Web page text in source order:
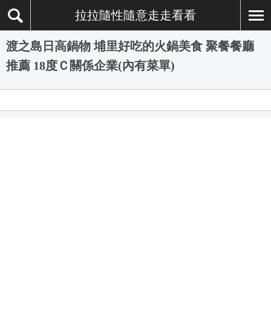
拉拉隨性隨意走走看看
渡之島日高鍋物 埔里好吃的火鍋美食 聚餐餐廳
推薦 18度Ｃ關係企業(內有菜單)